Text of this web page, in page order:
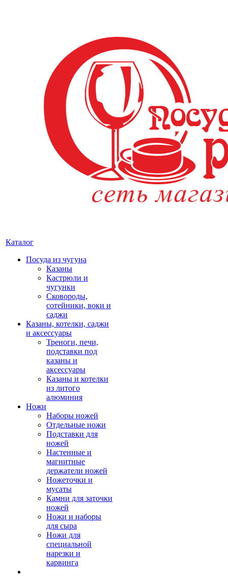
Каталог
Посуда из чугуна
Казаны
Кастрюли и
чугунки
Сковороды,
сотейники, воки и
саджи
Казаны, котелки, саджи
и аксессуары
Треноги, печи,
подставки под
казаны и
аксессуары
Казаны и котелки
из литого
алюминия
Ножи
Наборы ножей
Отдельные ножи
Подставки для
ножей
Настенные и
магнитные
держатели ножей
Ножеточки и
мусаты
Камни для заточки
ножей
Ножи и наборы
для сыра
Ножи для
специальной
нарезки и
карвинга